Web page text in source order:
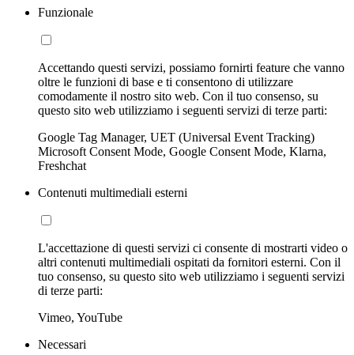
Funzionale
Accettando questi servizi, possiamo fornirti feature che vanno
oltre le funzioni di base e ti consentono di utilizzare
comodamente il nostro sito web. Con il tuo consenso, su
questo sito web utilizziamo i seguenti servizi di terze parti:
Google Tag Manager, UET (Universal Event Tracking)
Microsoft Consent Mode, Google Consent Mode, Klarna,
Freshchat
Contenuti multimediali esterni
L'accettazione di questi servizi ci consente di mostrarti video o
altri contenuti multimediali ospitati da fornitori esterni. Con il
tuo consenso, su questo sito web utilizziamo i seguenti servizi
di terze parti:
Vimeo, YouTube
Necessari